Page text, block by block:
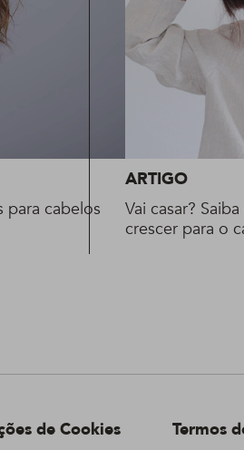
para cabelos
ARTIGO
Vai casar?
crescer para o
de Cookies Termos